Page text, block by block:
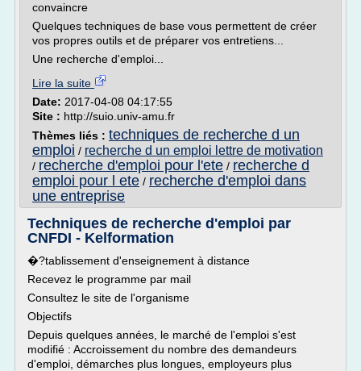
convaincre
Quelques techniques de base vous permettent de créer
vos propres outils et de préparer vos entretiens...
Une recherche d'emploi...
Lire la suite
Date: 2017-04-08 04:17:55
Site : http://suio.univ-amu.fr
Thèmes liés : techniques de recherche d un
emploi / recherche d un emploi lettre de motivation
/ recherche d'emploi pour l'ete / recherche d
emploi pour l ete / recherche d'emploi dans
une entreprise
Techniques de recherche d'emploi par
CNFDI - Kelformation
�?tablissement d'enseignement à distance
Recevez le programme par mail
Consultez le site de l'organisme
Objectifs
Depuis quelques années, le marché de l'emploi s'est
modifié : Accroissement du nombre des demandeurs
d'emploi, démarches plus longues, employeurs plus